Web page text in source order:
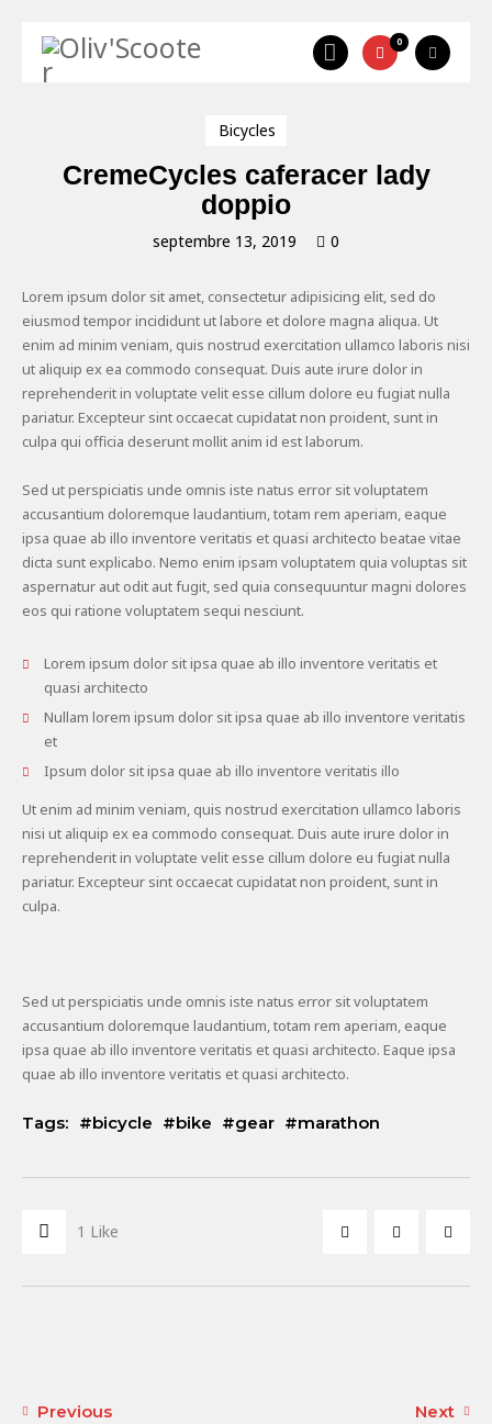
0
Bicycles
CremeCycles caferacer lady
doppio
septembre 13, 2019 0
Lorem ipsum dolor sit amet, consectetur adipisicing elit, sed do
eiusmod tempor incididunt ut labore et dolore magna aliqua. Ut
enim ad minim veniam, quis nostrud exercitation ullamco laboris nisi
ut aliquip ex ea commodo consequat. Duis aute irure dolor in
reprehenderit in voluptate velit esse cillum dolore eu fugiat nulla
pariatur. Excepteur sint occaecat cupidatat non proident, sunt in
culpa qui officia deserunt mollit anim id est laborum.
Sed ut perspiciatis unde omnis iste natus error sit voluptatem
accusantium doloremque laudantium, totam rem aperiam, eaque
ipsa quae ab illo inventore veritatis et quasi architecto beatae vitae
dicta sunt explicabo. Nemo enim ipsam voluptatem quia voluptas sit
aspernatur aut odit aut fugit, sed quia consequuntur magni dolores
eos qui ratione voluptatem sequi nesciunt.
Lorem ipsum dolor sit ipsa quae ab illo inventore veritatis et
quasi architecto
Nullam lorem ipsum dolor sit ipsa quae ab illo inventore veritatis
et
Ipsum dolor sit ipsa quae ab illo inventore veritatis illo
Ut enim ad minim veniam, quis nostrud exercitation ullamco laboris
nisi ut aliquip ex ea commodo consequat. Duis aute irure dolor in
reprehenderit in voluptate velit esse cillum dolore eu fugiat nulla
pariatur. Excepteur sint occaecat cupidatat non proident, sunt in
culpa.
Sed ut perspiciatis unde omnis iste natus error sit voluptatem
accusantium doloremque laudantium, totam rem aperiam, eaque
ipsa quae ab illo inventore veritatis et quasi architecto. Eaque ipsa
quae ab illo inventore veritatis et quasi architecto.
Tags: bicycle bike gear marathon
1 Like
Previous
Next